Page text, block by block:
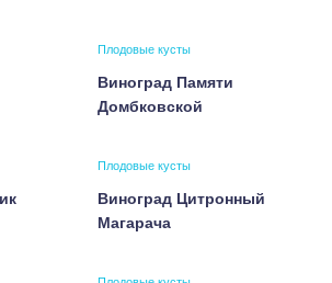
Плодовые кусты
Виноград Памяти
Домбковской
Плодовые кусты
Виноград Цитронный
Магарача